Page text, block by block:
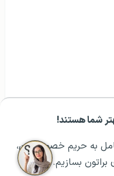
شما هستند!
به حریم خصوصیتون،
بسازیم.